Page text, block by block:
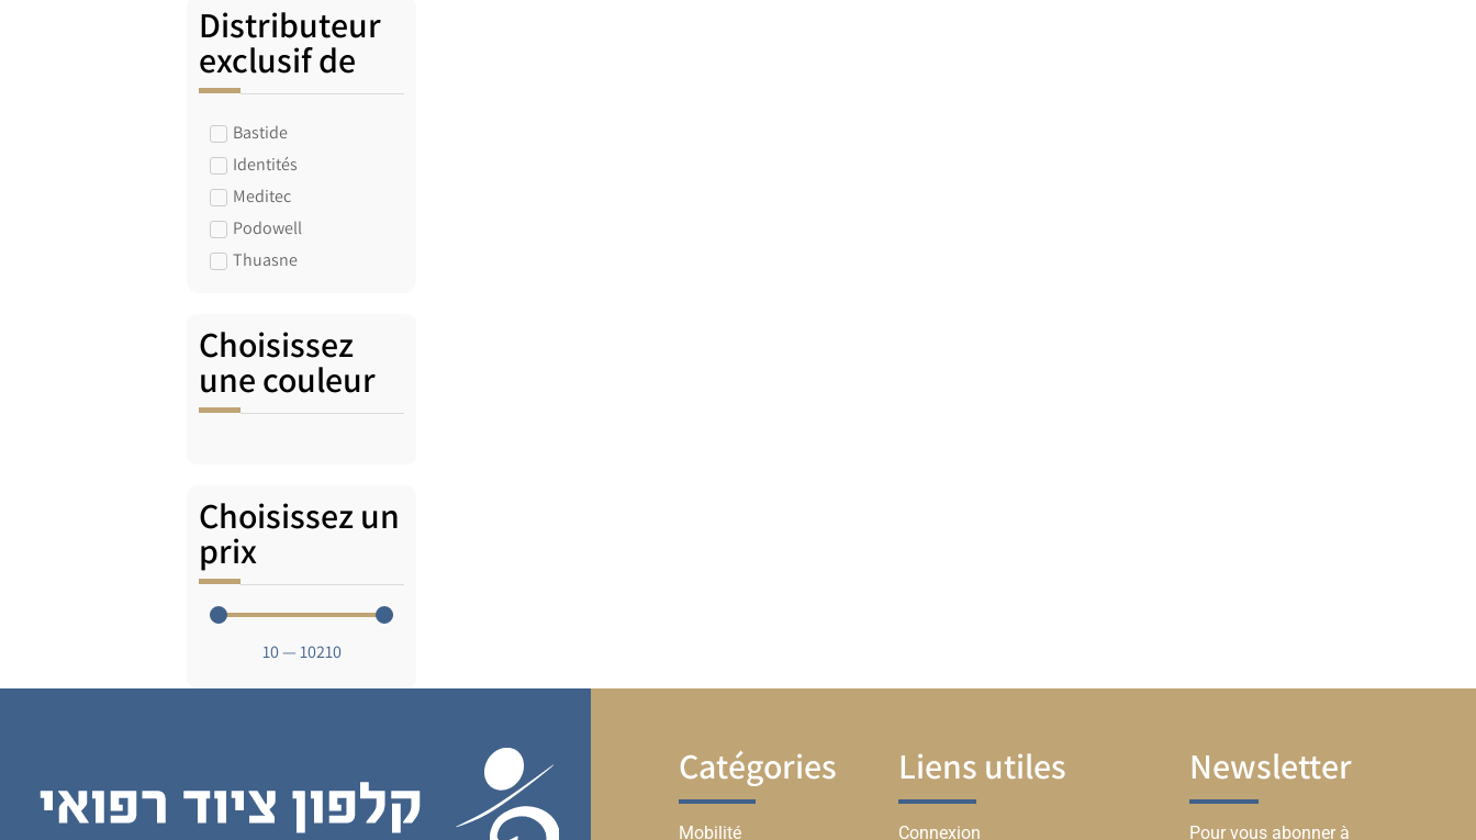
Distributeur
exclusif de
Bastide
Identités
Meditec
Podowell
Thuasne
Choisissez
une couleur
Choisissez un
prix
10—10210
Catégories
Mobilité
Liens utiles
Connexion
Newsletter
Pour vous abonner à